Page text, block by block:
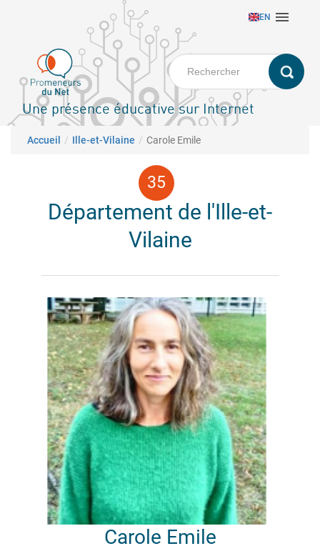
principal
EN 
Une présence éducative sur Internet
Fil d'Ariane
Accueil Ille-et-Vilaine Carole Emile
Département de l'Ille-et-
Vilaine
Carole Emile